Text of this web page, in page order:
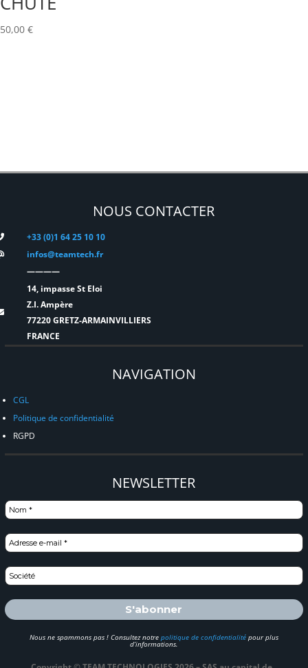
50,00 €
NOUS CONTACTER
+33 (0)1 64 25 10 10
infos@teamtech.fr
————
14, impasse St Eloi
Z.I. Ampère
77220 GRETZ-ARMAINVILLIERS
FRANCE
NAVIGATION
CGL
Politique de confidentialité
RGPD
NEWSLETTER
Nous ne spammons pas ! Consultez notre politique de confidentialitépour plus
d’informations.